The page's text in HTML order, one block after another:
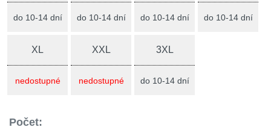
do 10-14 dní do 10-14 dní do 10-14 dní do 10-14 dní
XL
nedostupné
XXL
nedostupné
3XL
do 10-14 dní
Počet: